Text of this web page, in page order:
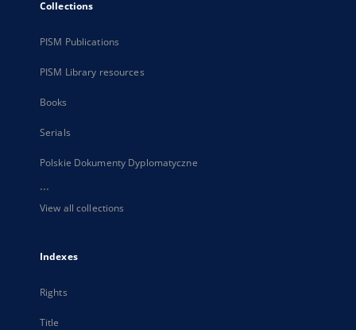
Collections
PISM Publications
PISM Library resources
Books
Serials
Polskie Dokumenty Dyplomatyczne
...
View all collections
Indexes
Rights
Title